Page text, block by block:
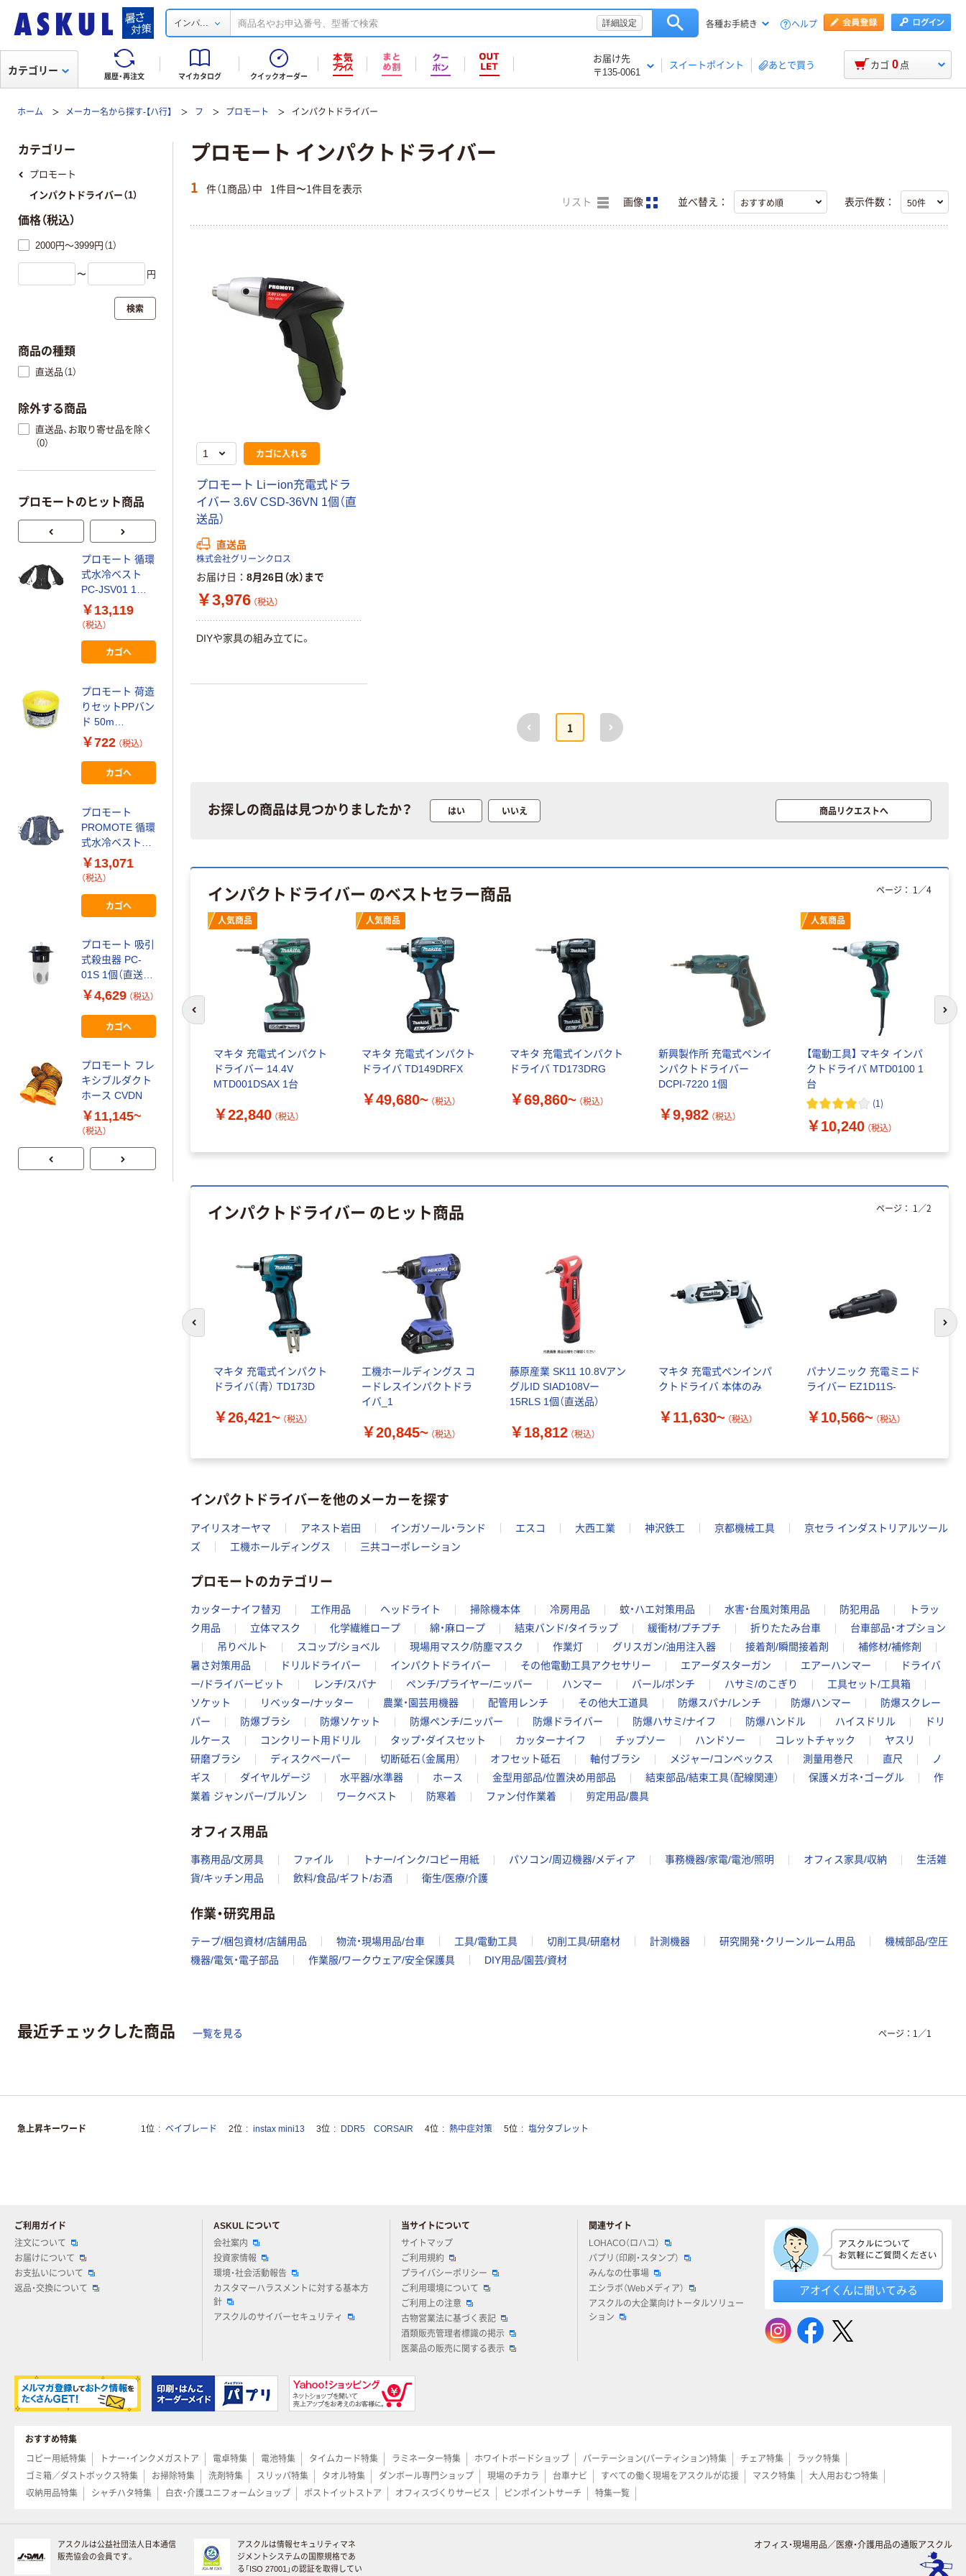
インパ... 詳細設定 各種お手続き ヘルプ
履歴・再注文 マイカタログ クイックオーダー
お届け先
〒135-0061
スイートポイント あとで買う
カテゴリー カゴ 0 点
ホーム メーカー名から探す-【ハ行】 フ プロモート インパクトドライバー
プロモート インパクトドライバー
1 件（1商品）中 1件目〜1件目を表示
リスト 画像 並べ替え： 表示件数：
カゴに入れる
プロモート Liーion充電式ドラ
イバー 3.6V CSD-36VN 1個（直
送品）
直送品
株式会社グリーンクロス
お届け日 8月26日（水）まで
￥3,976 （税込）
DIYや家具の組み立てに。
前へ
1
次へ
お探しの商品は見つかりましたか？ はい いいえ 商品リクエストへ
インパクトドライバー のベストセラー商品
人気商品
マキタ 充電式インパクト
ドライバー 14.4V
MTD001DSAX 1台
￥22,840 （税込）
人気商品
マキタ 充電式インパクト
ドライバ TD149DRFX
￥49,680~ （税込）
マキタ 充電式インパクト
ドライバ TD173DRG
￥69,860~ （税込）
新興製作所 充電式ペンイ
ンパクトドライバー
DCPI-7220 1個
￥9,982 （税込）
人気商品
【電動工具】 マキタ インパ
クトドライバ MTD0100 1
台
(1)
￥10,240 （税込）
ページ： 1 ／4
次
インパクトドライバー のヒット商品
マキタ 充電式インパクト
ドライバ（青） TD173D
￥26,421~ （税込）
工機ホールディングス コ
ードレスインパクトドラ
イバ_1
￥20,845~ （税込）
藤原産業 SK11 10.8Vアン
グルID SIAD108Vー
15RLS 1個（直送品）
￥18,812 （税込）
マキタ 充電式ペンインパ
クトドライバ 本体のみ
￥11,630~ （税込）
パナソニック 充電ミニド
ライバー EZ1D11S-
￥10,566~ （税込）
ページ： 1 ／2
前のスライドへ 次
インパクトドライバーを他のメーカーを探す
アイリスオーヤマ アネスト岩田 インガソール・ランド エスコ 大西工業 神沢鉄工 京都機械工具
京セラ インダストリアルツール
ズ
工機ホールディングス 三共コーポレーション
プロモートのカテゴリー
カッターナイフ替刃 工作用品 ヘッドライト 掃除機本体 冷房用品 蚊・ハエ対策用品 水害・台風対策用品 防犯用品
トラッ
ク用品
立体マスク 化学繊維ロープ 綿・麻ロープ 結束バンド/タイラップ 緩衝材/プチプチ 折りたたみ台車
台車部品・オプション
吊りベルト
スコップ/ショベル 現場用マスク/防塵マスク 作業灯 グリスガン/油用注入器 接着剤/瞬間接着剤
補修材/補修剤
暑さ対策用品
ドリルドライバー インパクトドライバー その他電動工具アクセサリー エアーダスターガン エアーハンマー
ドライバ
ー/ドライバービット
レンチ/スパナ ペンチ/プライヤー/ニッパー ハンマー バール/ポンチ ハサミ/のこぎり
工具セット/工具箱
ソケット
リベッター/ナッター 農業・園芸用機器 配管用レンチ その他大工道具 防爆スパナ/レンチ 防爆ハンマー
防爆スクレー
パー
防爆ブラシ 防爆ソケット 防爆ペンチ/ニッパー 防爆ドライバー 防爆ハサミ/ナイフ 防爆ハンドル ハイスドリル
ドリ
ルケース
コンクリート用ドリル タップ・ダイスセット カッターナイフ チップソー ハンドソー コレットチャック
ヤスリ
研磨ブラシ
ディスクペーパー 切断砥石（金属用） オフセット砥石 軸付ブラシ メジャー/コンベックス 測量用巻尺 直尺
ノ
ギス
ダイヤルゲージ 水平器/水準器 ホース 金型用部品/位置決め用部品 結束部品/結束工具（配線関連） 保護メガネ・ゴーグル
作
業着 ジャンパー/ブルゾン
ワークベスト 防寒着 ファン付作業着 剪定用品/農具
オフィス用品
事務用品/文房具 ファイル トナー/インク/コピー用紙 パソコン/周辺機器/メディア 事務機器/家電/電池/照明 オフィス家具/収納
生活雑
貨/キッチン用品
飲料/食品/ギフト/お酒 衛生/医療/介護
作業・研究用品
テープ/梱包資材/店舗用品 物流・現場用品/台車 工具/電動工具 切削工具/研磨材 計測機器 研究開発・クリーンルーム用品
機械部品/空圧
機器/電気・電子部品
作業服/ワークウェア/安全保護具 DIY用品/園芸/資材
カテゴリー
プロモート
インパクトドライバー（1）
価格（税込）
2000円～3999円（1）
〜 円
検索
商品の種類
直送品（1）
除外する商品
直送品、お取り寄せ品を除く
（0）
プロモートのヒット商品
プロモート 循環
式水冷ベスト
PC-JSV01 1セ
ット（直送品）
￥13,119
（税込）
カゴへ
プロモート 荷造
りセットPPバン
ド 50m
00321200 1巻
送品）
￥722 （税込）
カゴへ
プロモート
PROMOTE 循環
式水冷ベスト
PC-JSV02 1着
568-3313（直送
￥13,071
（税込）
カゴへ
プロモート 吸引
式殺虫器 PC-
01S 1個（直送
品）
￥4,629 （税込）
カゴへ
プロモート フレ
キシブルダクト
ホース CVDN
￥11,145~
（税込）
プロモート ポー
タブルファン
5m付 JOD-300
1個（直送品）
￥33,640
プロモート 乾湿
￥16,142
カゴへ
プロモート 刻印
英字 プレート
バール ポンチ
￥9,779~
ネードピックア
ップツール2
91605 1個
カゴへ
（税込）
プロモート パイ
プレンチ
（税込）
プロモート
PROMOTE プロ
ジェット ポータ
ブルファン
SDVN
￥23,851~
（税込）
プロモート ケー
100mm PBFー
プロモート ソケ
ット 1/2角
￥2,948~
（税込）
品）
カゴへ
プロモート
PROMOTE 樹脂
製運搬車 樹脂製
折り畳み式運搬
台車 コンビニエ
ントボギー
538-5475（直送
￥14,077
（税込）
最近チェックした商品 一覧を見る ページ： 1 ／1
急上昇キーワード 1位 ベイブレード 2位 instax mini13 3位 DDR5 CORSAIR 4位 熱中症対策 5位 塩分タブレット
ご利用ガイド
注文について
お届けについて
お支払いについて
返品・交換について
ASKUL について
会社案内
投資家情報
環境・社会活動報告
カスタマーハラスメントに対する基本方
針
アスクルのサイバーセキュリティ
当サイトについて
サイトマップ
ご利用規約
プライバシーポリシー
ご利用環境について
ご利用上の注意
古物営業法に基づく表記
酒類販売管理者標識の掲示
医薬品の販売に関する表示
関連サイト
LOHACO（ロハコ）
パプリ（印刷・スタンプ）
みんなの仕事場
エシラボ（Webメディア）
アスクルの大企業向けトータルソリュー
ション
アオイくんに聞いてみる
おすすめ特集
コピー用紙特集
トナー・インクメガストア 電卓特集 電池特集 タイムカード特集 ラミネーター特集 ホワイトボードショップ パーテーション(パーティション)特集 チェア特集
ラック特集
ゴミ箱／ダストボックス特集
お掃除特集 洗剤特集 スリッパ特集 タオル特集 ダンボール専門ショップ 現場のチカラ 台車ナビ すべての働く現場をアスクルが応援 マスク特集
大人用おむつ特集
収納用品特集
シャチハタ特集 白衣・介護ユニフォームショップ ポストイットストア オフィスづくりサービス ピンポイントサーチ 特集一覧
アスクルは公益社団法人日本通信
販売協会の会員です。
アスクルは情報セキュリティマネ
ジメントシステムの国際規格であ
る「ISO 27001」の認証を取得してい
オフィス・現場用品／医療・介護用品の通販アスクル